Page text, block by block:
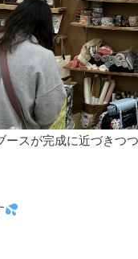
ースが完成に近づきつ